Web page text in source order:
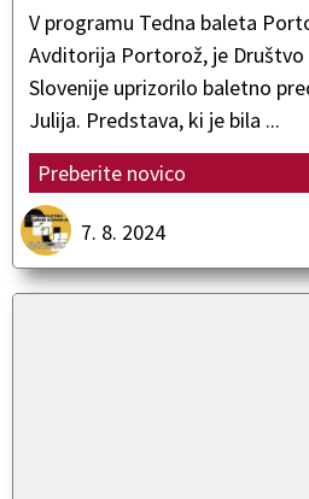
V programu Tedna baleta
Avditorija Portorož, je
Slovenije uprizorilo baletno
Julija. Predstava, ki je bila ...
Preberite novico
7. 8. 2024